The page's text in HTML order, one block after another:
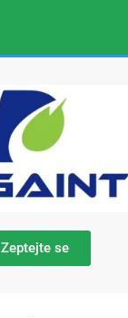
Zeptejte se